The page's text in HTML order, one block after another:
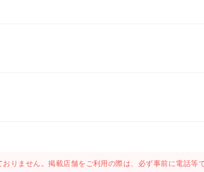
りません。掲載店舗をご利用の際は、必ず事前に電話等